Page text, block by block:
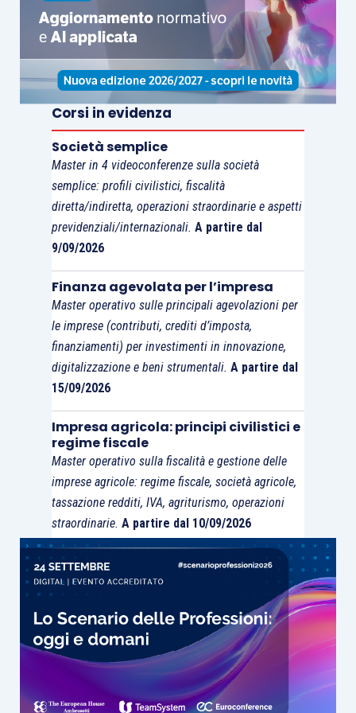
ormai, ricongiunta alla
potenziale redditivitàche
la società è in grado effettivamente di
conseguire per far fronte alle
perdite pregresse.
Il valore economico dell’azienda, anche se per
venire conseguito assume a fonte d’innesco la
ricchezza nominale della società, non s’interseca
con quest’ultima attraverso un
permutativo di valori del tutto interscambiabili
Il loro rapporto è di evoluzione e non di mera
sostituzione, nel senso che l’apporto nominale di
patrimonio costituisce solo lapremessa per il
conseguimento di una ricchezza nuova
qualitativamente del tutto diversa: statica e
meramente numeraria la prima, dinamica e
stimata la seconda. Una sorta di fenomeno di
volturazione del tutto eterogeneo sul piano della
sostanza. Non, quindi, di tipo meramente
successorio, ma di
prerogative non più comparabili.
Proprio la rappresentata incomparabilità rende
irrazionale l’effetto diminutivo che la norma
previsione della nettizzazione
algebrica del doppio degli apporti e versamenti
sopravvenuti negli
ultimi 24 mesi. Tale saldo
algebrico è del tutto inconciliabile proprio con lo
scopo che si prefigge la norma, che è quello di
avvicendare un valore numerario poco incline a
rappresentare la propositività imprenditorialee
edditività della società
con il suo valore
economico. Non trattasi di un correttivo, quindi,
Corsi in evidenza
Società semplice
Master in 4 videoconferenze sulla società
semplice: profili civilistici, fiscalità
diretta/indiretta, operazioni straordinarie e aspetti
previdenziali/internazionali. A partire dal
9/09/2026
Finanza agevolata per l’impresa
Master operativo sulle principali agevolazioni per
le imprese (contributi, crediti d’imposta,
finanziamenti) per investimenti in innovazione,
digitalizzazione e beni strumentali. A partire dal
15/09/2026
Impresa agricola: principi civilistici e
regime fiscale
Master operativo sulla fiscalità e gestione delle
imprese agricole: regime fiscale, società agricole,
tassazione redditi, IVA, agriturismo, operazioni
straordinarie. A partire dal 10/09/2026